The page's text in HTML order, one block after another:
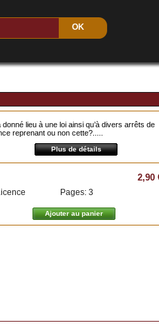
lieu à une loi ainsi qu’à divers arrêts de
reprenant ou non cette?.....
Plus de détails
2,90
Pages: 3